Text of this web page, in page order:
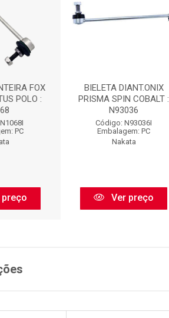
FOX
POLO :
PC
preço
BIELETA DIANT.ONIX
PRISMA SPIN COBALT :
N93036
Código: N93036I
Embalagem: PC
Nakata
Ver preço